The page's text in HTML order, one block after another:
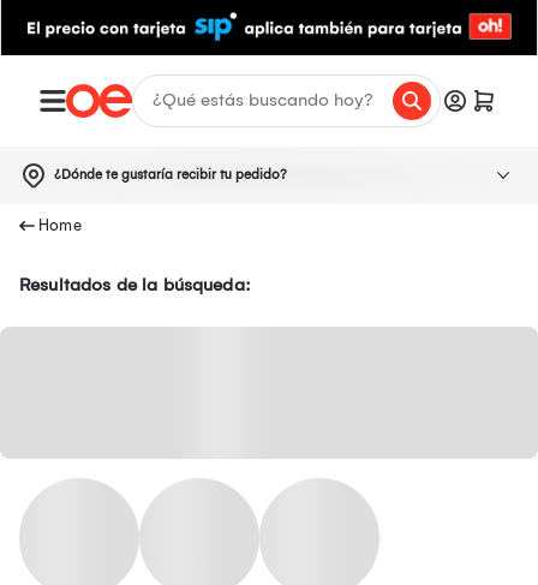
¿Dónde te gustaría recibir tu pedido?
Resultados de la búsqueda: